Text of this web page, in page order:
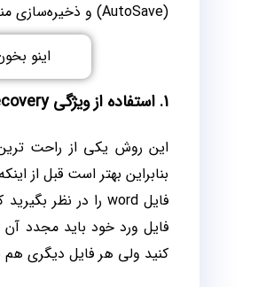
(AutoSave) و ذخیره‌سازی منظم فایل‌ها توصیه می‌شود.
اینو
1. استفاده از ویژگی Document Recovery
این روش یکی از راحت
بنابراین بهتر است قبل از
فایل ورد خود باید مجدد آن
کنید ولی هر فایل دیگری هم